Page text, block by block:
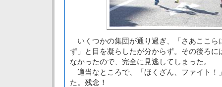
いくつかの集団が通り過ぎ、「さあここら
ず」と目を凝らしたが分からず。その後ろに
なかったので、完全に見逃してしまった。
適当なところで、「ほくざん、ファイト！
た。残念！